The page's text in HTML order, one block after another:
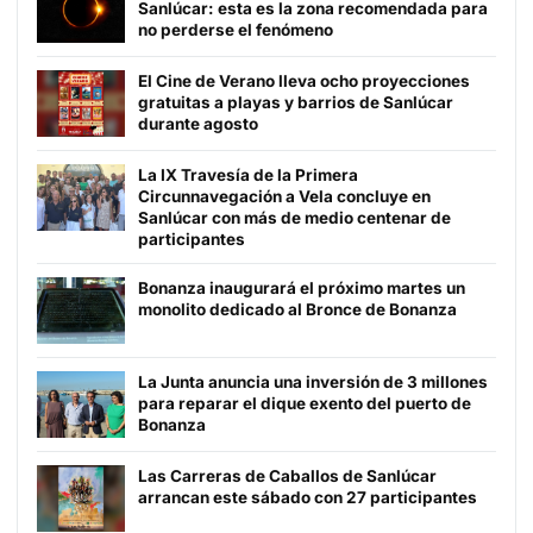
Sanlúcar: esta es la zona recomendada para
no perderse el fenómeno
El Cine de Verano lleva ocho proyecciones
gratuitas a playas y barrios de Sanlúcar
durante agosto
La IX Travesía de la Primera
Circunnavegación a Vela concluye en
Sanlúcar con más de medio centenar de
participantes
Bonanza inaugurará el próximo martes un
monolito dedicado al Bronce de Bonanza
La Junta anuncia una inversión de 3 millones
para reparar el dique exento del puerto de
Bonanza
Las Carreras de Caballos de Sanlúcar
arrancan este sábado con 27 participantes